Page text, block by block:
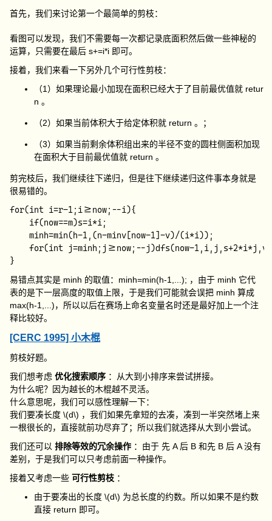
首先，我们来讨论第一个最简单的剪枝：
看图可以发现，我们不需要每一次都记录底面积然后做一些神秘的
运算，只需要在最后s+=i*i 即可。
接着，我们来看一下另外几个可行性剪枝：
（1）如果理论最小加现在面积已经大于了目前最优值就 retur
n 。
（2）如果当前体积大于给定体积就 return 。；
（3）如果当前剩余体积组出来的半径不变的圆柱侧面积加现
在面积大于目前最优值就 return 。
剪完枝后，我们继续往下递归，但是往下继续递归这件事本身就是
很易错的。
for(int i=r-1;i>=now;--i){
    if(now==m)s=i*i;
    minh=min(h-1,(n-minv[now-1]-v)/(i*i));
for(int j=minh;j>=now;--j)dfs(now-
易错点其实是 minh 的取值： minh=min(h-1,...); ，由于 minh 它代
表的是下一层高度的取值上限，于是我们可能就会误把 minh 算成
max(h-1,...)，所以以后在赛场上命名变量名时还是最好加上一个注
释比较好。
[CERC 1995] 小木棍
剪枝好题。
我们想考虑优化搜索顺序 ：从大到小排序来尝试拼接。
为什么呢？因为越长的木棍越不灵活。
什么意思呢，我们可以感性理解一下：
我们要凑长度\(d\) ，我们如果先拿短的去凑，凑到一半突然堵上来
一根很长的，直接就前功尽弃了；所以我们就选择从大到小尝试。
我们还可以排除等效的冗余操作 ：由于 先 A 后 B 和先 B 后 A 没有
差别，于是我们可以只考虑前面一种操作。
接着又考虑一些可行性剪枝 ：
由于要凑出的长度\(d\) 为总长度的约数。所以如果不是约数
直接 return 即可。